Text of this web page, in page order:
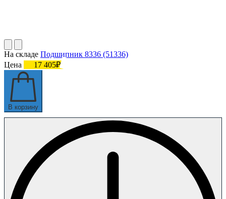
На складе Подшипник 8336 (51336)
Цена
17 405₽
В корзину